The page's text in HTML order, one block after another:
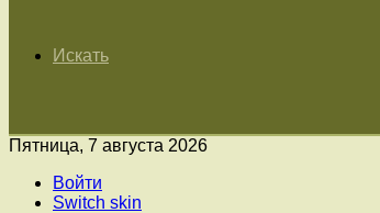
Искать
Пятница, 7 августа 2026
Войти
Switch skin